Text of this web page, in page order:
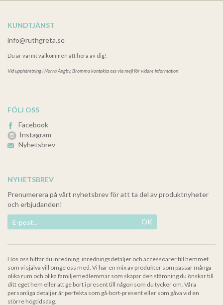
KUNDTJÄNST
info@ruthgreta.se
Du är varmt välkommen att höra av dig!
Vid upphämtning iNorra Ängby, Bromma kontakta oss via mejl för vidare information
FÖLJ OSS
Facebook
Instagram
Nyhetsbrev
NYHETSBREV
Prenumerera på vårt nyhetsbrev för att ta del av produktnyheter
och erbjudanden!
OK
Hos oss hittar du inredning, inredningsdetaljer och accessoarer till hemmet
som vi själva vill omge oss med. Vi har en mix av produkter som passar många
olika rum och olika familjemedlemmar som skapar den stämning du önskar till
ditt eget hem eller att ge bort i present till någon som du tycker om. Våra
personliga detaljer är perfekta som gå-bort-present eller som gåva vid en
större högtidsdag.